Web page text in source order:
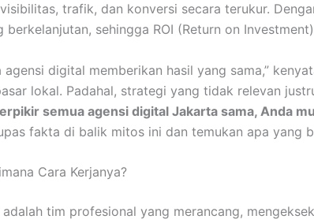
trafik, dan konversi secara terukur.
sehingga ROI (Return on
digital memberikan hasil yang sama,”
lokal. Padahal, strategi yang tidak relevan
semua agensi digital Jakarta sama, Anda
fakta di balik mitos ini dan temukan apa yang
Cara Kerjanya?
tim profesional yang merancang,